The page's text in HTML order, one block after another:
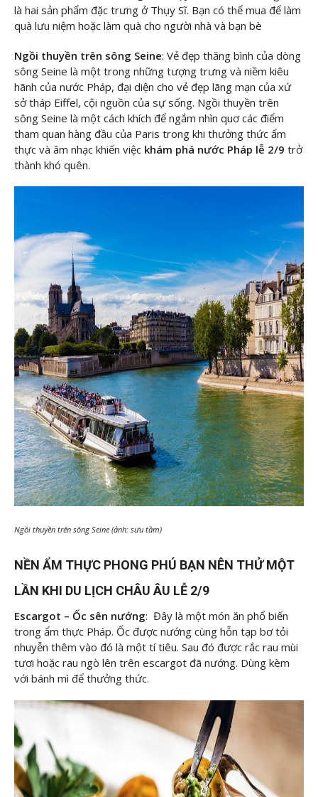
là hai sản phẩm đặc trưng ở Thụy Sĩ. Bạn có thể mua để làm
quà lưu niệm hoặc làm quà cho người nhà và bạn bè
Ngồi thuyền trên sông Seine: Vẻ đẹp thăng bình của dòng
sông Seine là một trong những tượng trưng và niềm kiêu
hãnh của nước Pháp, đại diện cho vẻ đẹp lãng mạn của xứ
sở tháp Eiffel, cội nguồn của sự sống. Ngồi thuyền trên
sông Seine là một cách khích để ngắm nhìn quơ các điểm
tham quan hàng đầu của Paris trong khi thưởng thức ẩm
thực và âm nhạc khiến việc khám phá nước Pháp lễ 2/9 trở
thành khó quên.
Ngồi thuyền trên sông Seine (ảnh: sưu tầm)
NỀN ẨM THỰC PHONG PHÚ BẠN NÊN THỬ MỘT
LẦN KHI DU LỊCH CHÂU ÂU LỄ 2/9
Escargot – Ốc sên nướng: Đây là một món ăn phổ biến
trong ẩm thực Pháp. Ốc được nướng cùng hỗn tạp bơ tỏi
nhuyễn thêm vào đó là một tí tiêu. Sau đó được rắc rau mùi
tươi hoặc rau ngò lên trên escargot đã nướng. Dùng kèm
với bánh mì để thưởng thức.